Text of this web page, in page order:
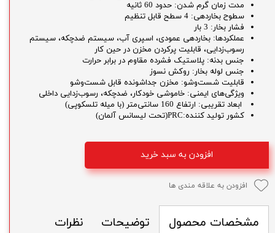
مدت زمان گرم شدن: حدود 60 ثانیه
سطوح بخاردهی: 4 سطح قابل تنظیم
فشار بخار: 3 بار
عملکردها: بخاردهی عمودی، اسپری آب، سیستم ضدچکه، سیستم
رسوب‌زدایی، قابلیت پرکردن مخزن در حین کار
جنس بدنه: پلاستیک فشرده مقاوم در برابر حرارت
جنس لوله بخار: روکش نسوز
قابلیت شست‌وشو: مخزن جداشونده قابل شست‌وشو
ویژگی‌های ایمنی: خاموشی خودکار، ضدچکه، رسوب‌زدایی داخلی
ابعاد تقریبی: ارتفاع 160 سانتی‌متر (با میله تلسکوپی)
کشور تولید کننده:PRC(تحت لیسانس آلمان)
افزودن به سبد خرید
افزودن به علاقه مندی ها
مشخصات محصول توضیحات نظرات